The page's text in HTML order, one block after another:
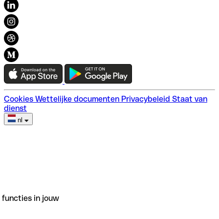
Onze waarden
Plan van de website
Cookies Wettelijke documenten Privacybeleid Staat van
dienst
nl
in jouw